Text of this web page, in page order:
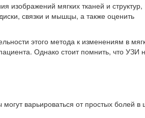
изображений мягких тканей и структур,
связки и мышцы, а также оценить
этого метода к изменениям в
Однако стоит помнить, что УЗИ
варьироваться от простых болей в